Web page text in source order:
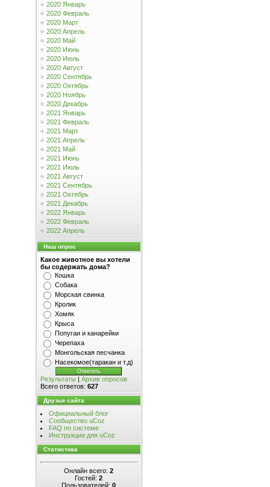
2020 Январь
2020 Февраль
2020 Март
2020 Апрель
2020 Май
2020 Июнь
2020 Июль
2020 Август
2020 Сентябрь
2020 Октябрь
2020 Ноябрь
2020 Декабрь
2021 Январь
2021 Февраль
2021 Март
2021 Апрель
2021 Май
2021 Июнь
2021 Июль
2021 Август
2021 Сентябрь
2021 Октябрь
2021 Декабрь
2022 Январь
2022 Февраль
2022 Апрель
Наш опрос
Какое животное вы хотели
бы содержать дома?
Кошка
Собака
Морская свинка
Кролик
Хомяк
Крыса
Попугаи и канарейки
Черепаха
Монгольская песчанка
Насекомое(таракан и т.д)
Результаты| Архив опросов
Всего ответов: 627
Друзья сайта
Официальный блог
Сообщество uCoz
FAQ по системе
Инструкции для uCoz
Статистика
Онлайн всего: 2
Гостей: 2
Пользователей: 0